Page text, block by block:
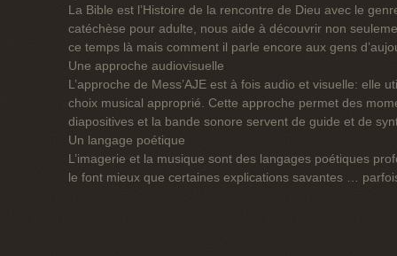
La Bible est l’Histoire de la rencontre de Dieu avec le
catéchèse pour adulte, nous aide à découvrir non
ce temps là mais comment il parle encore aux gens
Une approche audiovisuelle
L’approche de Mess’AJE est à fois audio et visuelle: elle
choix musical approprié. Cette approche permet des
diapositives et la bande sonore servent de guide et de
Un langage poétique
L’imagerie et la musique sont des langages poétiques
le font mieux que certaines explications savantes …